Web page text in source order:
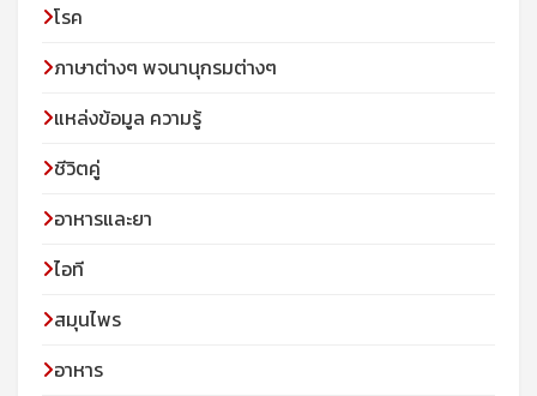
โรค
ภาษาต่างๆ พจนานุกรมต่างๆ
แหล่งข้อมูล ความรู้
ชีวิตคู่
อาหารและยา
ไอที
สมุนไพร
อาหาร